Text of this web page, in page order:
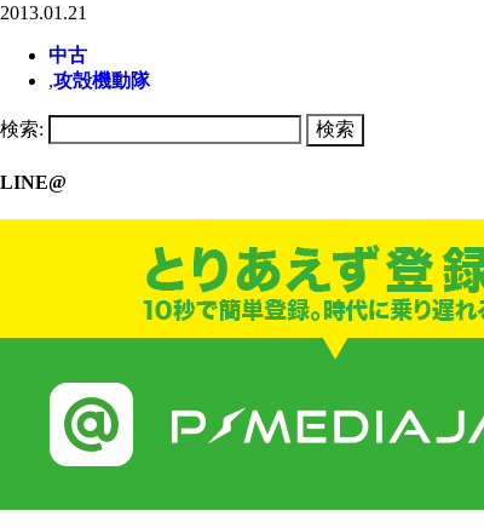
2013.01.21
中古
,攻殻機動隊
検索:
LINE@